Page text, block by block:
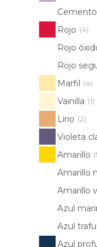
Cemento
Rojo (4)
Rojo
Rojo
Marfil (4)
Vainilla (1)
Lirio (2)
Violeta
Amarillo
Amarillo
Amarillo
Azul
Azul traful
Azul